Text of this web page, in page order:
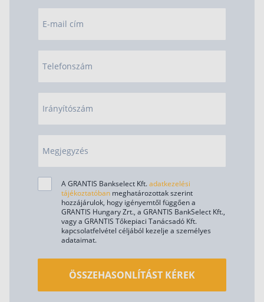
Részvény vásárlás
TBSZ számla
ETF
Gyermek megtakarítás
Vállalkozói hitel
E-mail cím
Telefonszám
Irányítószám
Megjegyzés
A GRANTIS Bankselect Kft.adatkezelési
tájékoztatóban meghatározottak szerint
hozzájárulok, hogy igényemtől függően a
GRANTIS Hungary Zrt., a GRANTIS BankSelect Kft.,
vagy a GRANTIS Tőkepiaci Tanácsadó Kft.
kapcsolatfelvétel céljából kezelje a személyes
adataimat.
ÖSSZEHASONLÍTÁST KÉREK